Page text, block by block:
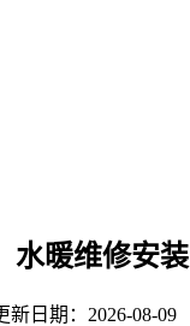
水暖维修安装
新日期：2026-08-09